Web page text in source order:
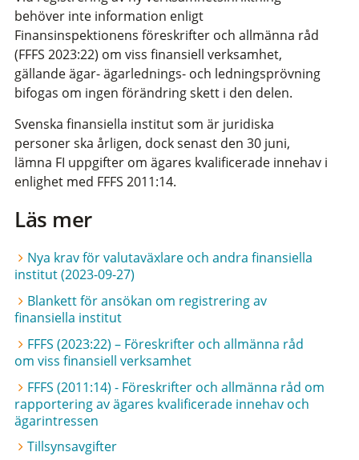
behöver inte information enligt
Finansinspektionens föreskrifter och allmänna råd
(FFFS 2023:22) om viss finansiell verksamhet,
gällande ägar- ägarlednings- och ledningsprövning
bifogas om ingen förändring skett i den delen.
Svenska finansiella institut som är juridiska
personer ska årligen, dock senast den 30 juni,
lämna FI uppgifter om ägares kvalificerade innehav i
enlighet med FFFS 2011:14.
Läs mer
Nya krav för valutaväxlare och andra finansiella
institut (2023-09-27)
Blankett för ansökan om registrering av
finansiella institut
FFFS (2023:22) – Föreskrifter och allmänna råd
om viss finansiell verksamhet
FFFS (2011:14) - Föreskrifter och allmänna råd om
rapportering av ägares kvalificerade innehav och
ägarintressen
Tillsynsavgifter